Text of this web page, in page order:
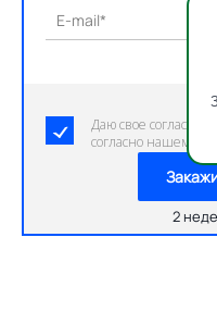
E-mail*
Даю свое согласие
согласно нашему
2